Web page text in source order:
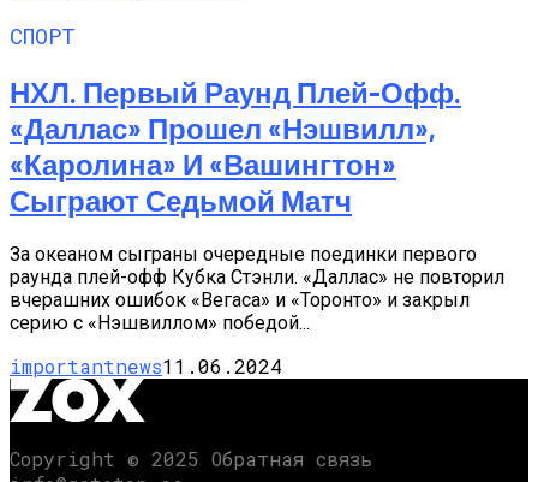
СПОРТ
НХЛ. Первый Раунд Плей-Офф.
«Даллас» Прошел «Нэшвилл»,
«Каролина» И «Вашингтон»
Сыграют Седьмой Матч
За океаном сыграны очередные поединки первого
раунда плей-офф Кубка Стэнли. «Даллас» не повторил
вчерашних ошибок «Вегаса» и «Торонто» и закрыл
серию с «Нэшвиллом» победой...
importantnews11.06.2024
Copyright © 2025 Обратная связь